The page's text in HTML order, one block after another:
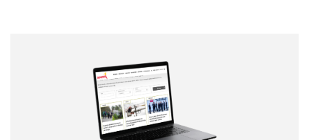
Correo electrónico